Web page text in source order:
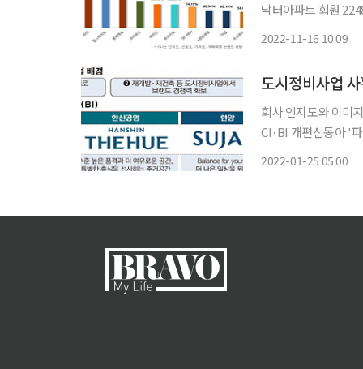
닥터아파트 회원
2022-11-16 10:09
도시정비사업
회사 인지도와 이미
CI·BI 개편신동아 '파
2022-01-25 05:00